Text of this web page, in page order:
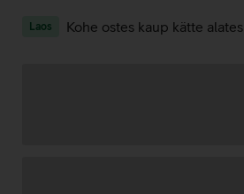
Laos Kohe ostes kaup kätte alates